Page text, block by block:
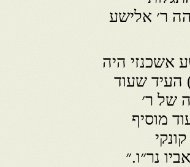
ר׳ אלישע
אשכנזי היה
התנועה השבתאית ובשנת תכ״ז (1667) העיד שעוד
של ר׳
מוסיף
נר״ו.״